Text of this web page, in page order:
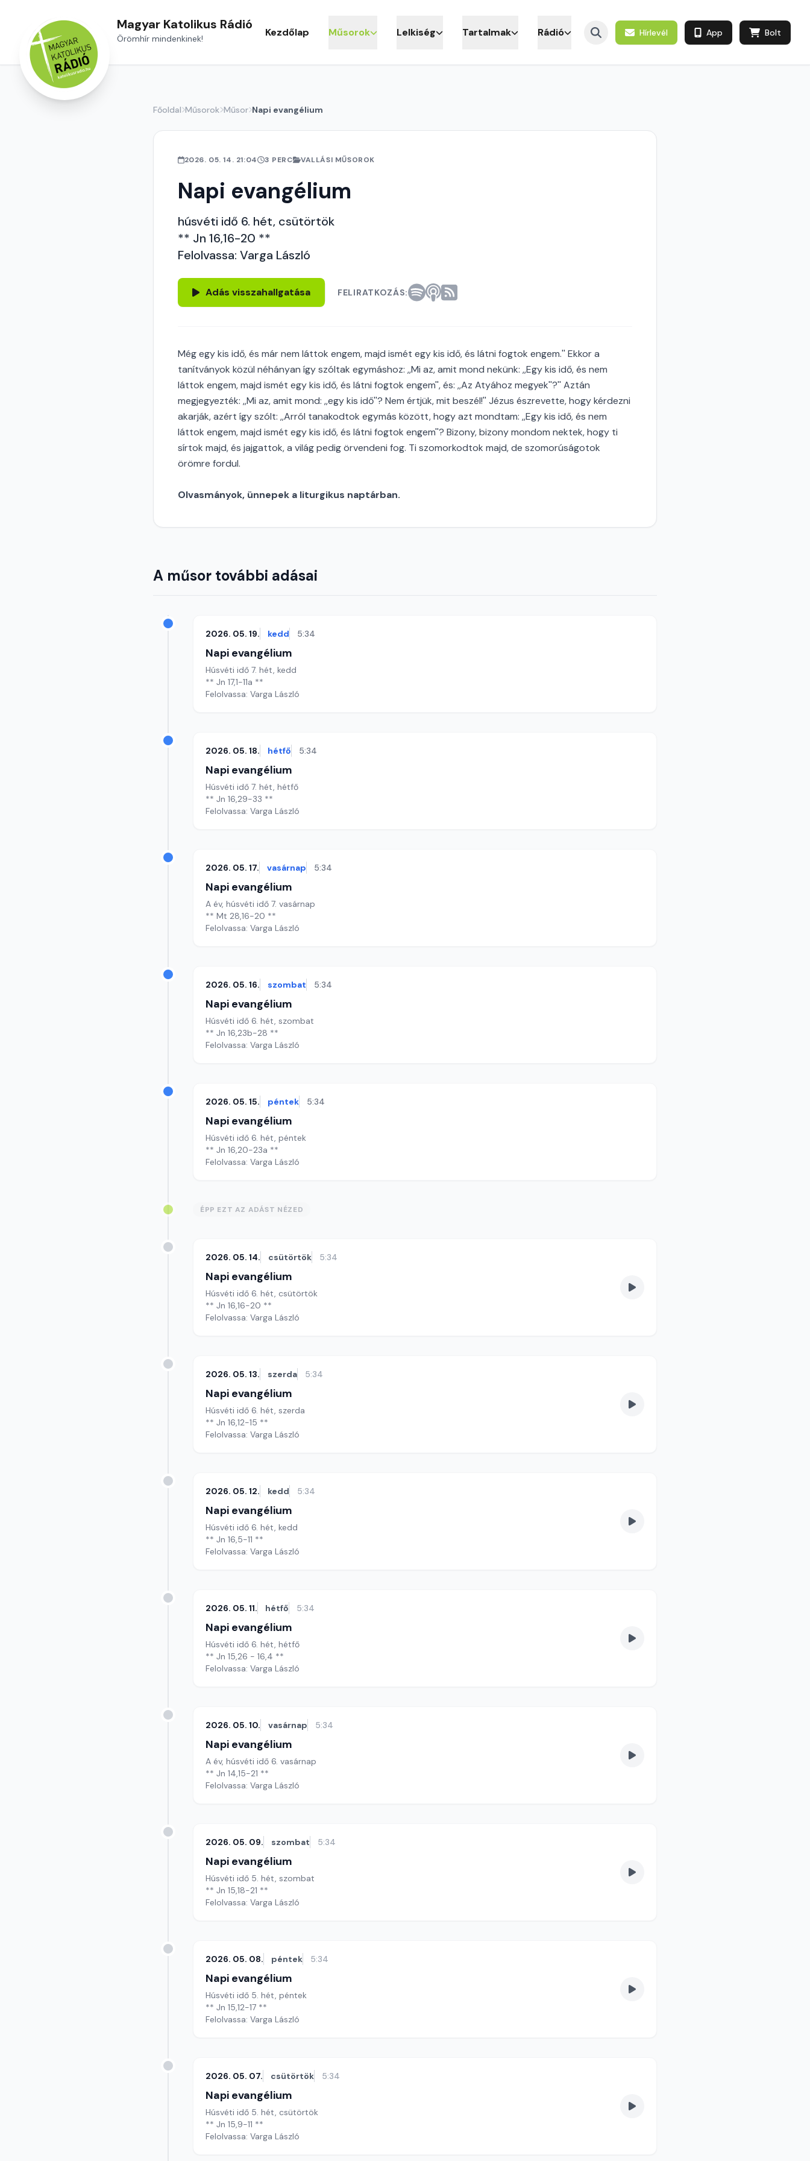
Magyar Katolikus Rádió
Örömhír mindenkinek! Kezdőlap Műsorok Lelkiség Tartalmak Rádió Hírlevél App Bolt
Főoldal Műsorok Műsor Napi evangélium
2026. 05. 14. 21:04 3 PERC VALLÁSI MŰSOROK
Napi evangélium
húsvéti idő 6. hét, csütörtök
** Jn 16,16-20 **
Felolvassa: Varga László
Adás visszahallgatása FELIRATKOZÁS:
Még egy kis idő, és már nem láttok engem, majd ismét egy kis idő, és látni fogtok engem.'' Ekkor a
tanítványok közül néhányan így szóltak egymáshoz: ,,Mi az, amit mond nekünk: ,,Egy kis idő, és nem
láttok engem, majd ismét egy kis idő, és látni fogtok engem'', és: ,,Az Atyához megyek''?'' Aztán
megjegyezték: ,,Mi az, amit mond: ,,egy kis idő''? Nem értjük, mit beszél!'' Jézus észrevette, hogy kérdezni
akarják, azért így szólt: ,,Arról tanakodtok egymás között, hogy azt mondtam: ,,Egy kis idő, és nem
láttok engem, majd ismét egy kis idő, és látni fogtok engem''? Bizony, bizony mondom nektek, hogy ti
sírtok majd, és jajgattok, a világ pedig örvendeni fog. Ti szomorkodtok majd, de szomorúságotok
örömre fordul.
Olvasmányok, ünnepek a liturgikus naptárban.
A műsor további adásai
2026. 05. 19. kedd 5:34
Napi evangélium
Húsvéti idő 7. hét, kedd
** Jn 17,1-11a **
Felolvassa: Varga László
2026. 05. 18. hétfő 5:34
Napi evangélium
Húsvéti idő 7. hét, hétfő
** Jn 16,29-33 **
Felolvassa: Varga László
2026. 05. 17. vasárnap 5:34
Napi evangélium
A év, húsvéti idő 7. vasárnap
** Mt 28,16-20 **
Felolvassa: Varga László
2026. 05. 16. szombat 5:34
Napi evangélium
Húsvéti idő 6. hét, szombat
** Jn 16,23b-28 **
Felolvassa: Varga László
2026. 05. 15. péntek 5:34
Napi evangélium
Húsvéti idő 6. hét, péntek
** Jn 16,20-23a **
Felolvassa: Varga László
ÉPP EZT AZ ADÁST NÉZED
2026. 05. 14. csütörtök 5:34
Napi evangélium
Húsvéti idő 6. hét, csütörtök
** Jn 16,16-20 **
Felolvassa: Varga László
2026. 05. 13. szerda 5:34
Napi evangélium
Húsvéti idő 6. hét, szerda
** Jn 16,12-15 **
Felolvassa: Varga László
2026. 05. 12. kedd 5:34
Napi evangélium
Húsvéti idő 6. hét, kedd
** Jn 16,5-11 **
Felolvassa: Varga László
2026. 05. 11. hétfő 5:34
Napi evangélium
Húsvéti idő 6. hét, hétfő
** Jn 15,26 - 16,4 **
Felolvassa: Varga László
2026. 05. 10. vasárnap 5:34
Napi evangélium
A év, húsvéti idő 6. vasárnap
** Jn 14,15-21 **
Felolvassa: Varga László
2026. 05. 09. szombat 5:34
Napi evangélium
Húsvéti idő 5. hét, szombat
** Jn 15,18-21 **
Felolvassa: Varga László
2026. 05. 08. péntek 5:34
Napi evangélium
Húsvéti idő 5. hét, péntek
** Jn 15,12-17 **
Felolvassa: Varga László
2026. 05. 07. csütörtök 5:34
Napi evangélium
Húsvéti idő 5. hét, csütörtök
** Jn 15,9-11 **
Felolvassa: Varga László